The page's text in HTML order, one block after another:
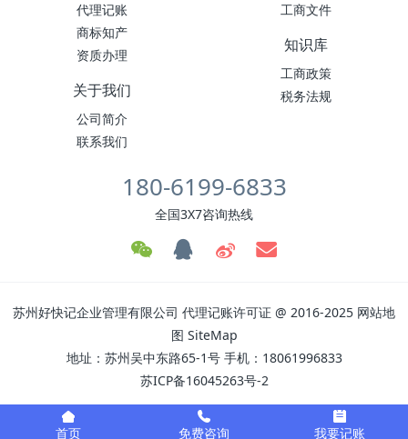
代理记账
商标知产
资质办理
工商文件
知识库
工商政策
税务法规
关于我们
公司简介
联系我们
180-6199-6833
全国3X7咨询热线
苏州好快记企业管理有限公司 代理记账许可证 @ 2016-2025 网站地
图 SiteMap
地址：苏州吴中东路65-1号 手机：18061996833
苏ICP备16045263号-2
首页 免费咨询 我要记账